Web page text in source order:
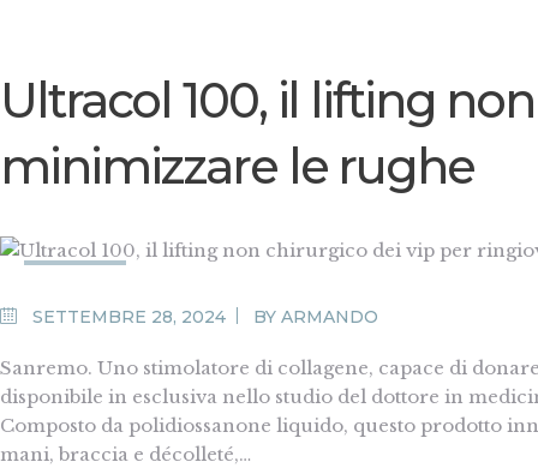
Ultracol 100, il lifting
minimizzare le rughe
SETTEMBRE 28, 2024
BY ARMANDO
Sanremo. Uno stimolatore di collagene, capace di
disponibile in esclusiva nello studio del dottore in
Composto da polidiossanone liquido, questo prodotto
mani, braccia e décolleté,…